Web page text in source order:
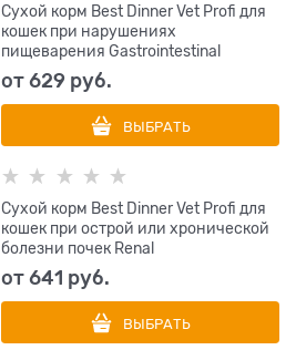
Сухой корм Best Dinner Vet Profi для
кошек при нарушениях
пищеварения Gastrointestinal
от629 руб.
ВЫБРАТЬ
Сухой корм Best Dinner Vet Profi для
кошек при острой или хронической
болезни почек Renal
от641 руб.
ВЫБРАТЬ